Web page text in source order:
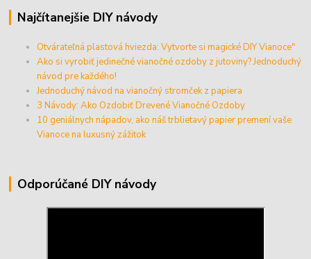
Najčítanejšie DIY návody
Otvárateľná plastová hviezda: Vytvorte si magické DIY Vianoce"
Ako si vyrobiť jedinečné vianočné ozdoby z jutoviny? Jednoduchý
návod pre každého!
Jednoduchý návod na vianočný stromček z papiera
3 Návody: Ako Ozdobiť Drevené Vianočné Ozdoby
10 geniálnych nápadov, ako náš trblietavý papier premení vaše
Vianoce na luxusný zážitok
Odporúčané DIY návody